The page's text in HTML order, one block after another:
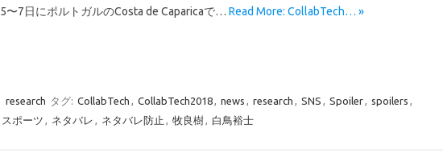
5〜7日にポルトガルのCosta de Caparicaで… Read More: CollabTech… »
research タグ: CollabTech , CollabTech2018, news , research , SNS , Spoiler, spoilers ,
スポーツ , ネタバレ , ネタバレ防止 , 牧良樹, 白鳥裕士